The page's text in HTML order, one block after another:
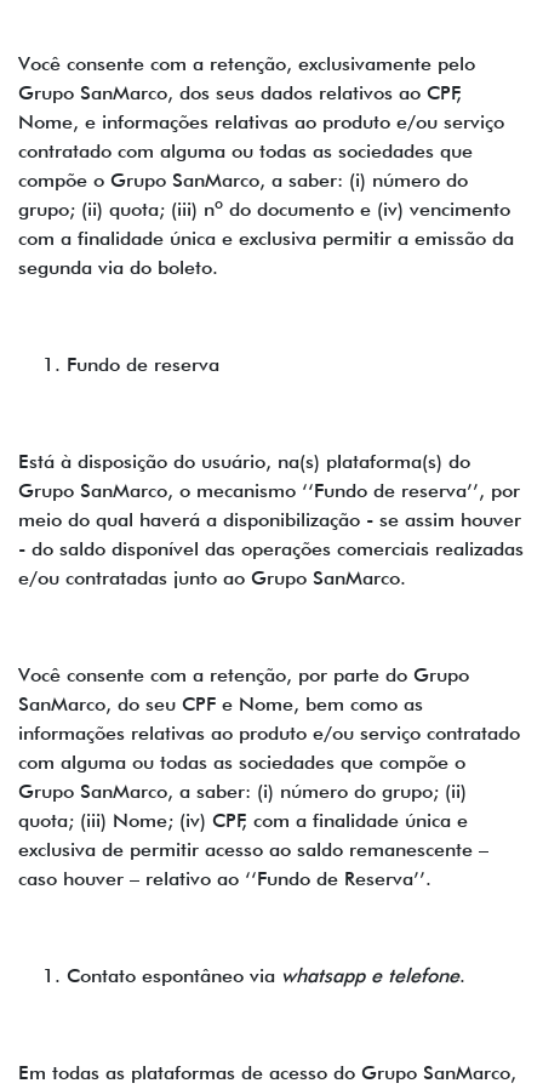
Você consente com a retenção, exclusivamente pelo
Grupo SanMarco, dos seus dados relativos ao CPF,
Nome, e informações relativas ao produto e/ou serviço
contratado com alguma ou todas as sociedades que
compõe o Grupo SanMarco, a saber: (i) número do
grupo; (ii) quota; (iii) nº do documento e (iv) vencimento
com a finalidade única e exclusiva permitir a emissão da
segunda via do boleto.
Fundo de reserva
Está à disposição do usuário, na(s) plataforma(s) do
Grupo SanMarco, o mecanismo ‘‘Fundo de reserva’’, por
meio do qual haverá a disponibilização - se assim houver
- do saldo disponível das operações comerciais realizadas
e/ou contratadas junto ao Grupo SanMarco.
Você consente com a retenção, por parte do Grupo
SanMarco, do seu CPF e Nome, bem como as
informações relativas ao produto e/ou serviço contratado
com alguma ou todas as sociedades que compõe o
Grupo SanMarco, a saber: (i) número do grupo; (ii)
quota; (iii) Nome; (iv) CPF, com a finalidade única e
exclusiva de permitir acesso ao saldo remanescente –
caso houver – relativo ao ‘‘Fundo de Reserva’’.
Contato espontâneo via whatsapp e telefone.
Em todas as plataformas de acesso do Grupo SanMarco,